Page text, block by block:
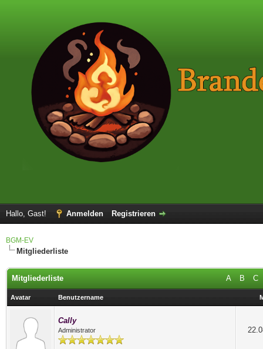
Hallo, Gast! Anmelden Registrieren
BGM-EV
Mitgliederliste
A B C
Mitgliederliste
Avatar Benutzername
Cally
Administrator